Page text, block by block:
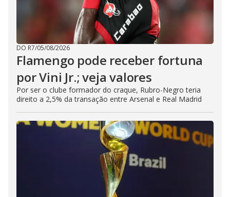
DO R7/05/08/2026
Flamengo pode receber fortuna
por Vini Jr.; veja valores
Por ser o clube formador do craque, Rubro-Negro teria
direito a 2,5% da transação entre Arsenal e Real Madrid